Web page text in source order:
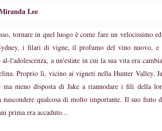
Lee
tornare in quel luogo è come fare un velocissimo
i filari di vigne, il profumo del vino nuovo,
l'adolescenza, a un'estate in cui la sua vita era
Proprio lì, vicino ai vigneti nella Hunter Valley,
meno disposta di Jake a riannodare i fili della
qualcosa di molto importante. Il suo fiuto
prima era accaduto...